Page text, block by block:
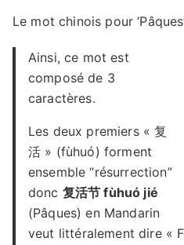
Le mot chinois pour
Ainsi, ce mot est
composé de 3
caractères.
Les deux premiers « 复
活 » (fùhuó) forment
ensemble “résurrection”
donc 复活节 fùhuó jié
(Pâques) en Mandarin
veut littéralement dire «